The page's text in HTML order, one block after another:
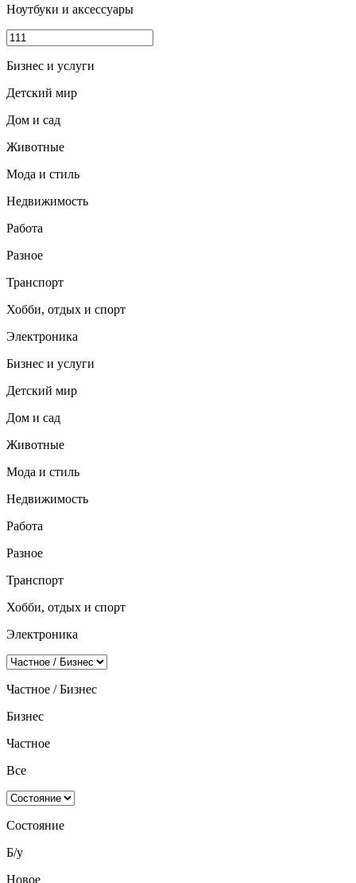
Ноутбуки и аксессуары
Бизнес и услуги
Детский мир
Дом и сад
Животные
Мода и стиль
Недвижимость
Работа
Разное
Транспорт
Хобби, отдых и спорт
Электроника
Бизнес и услуги
Детский мир
Дом и сад
Животные
Мода и стиль
Недвижимость
Работа
Разное
Транспорт
Хобби, отдых и спорт
Электроника
Частное / Бизнес
Бизнес
Частное
Все
Состояние
Б/у
Новое